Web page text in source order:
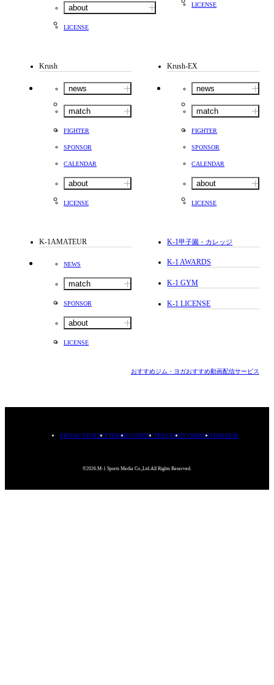
about
LICENSE
LICENSE
Krush
news
match
FIGHTER
SPONSOR
CALENDAR
about
LICENSE
Krush-EX
news
match
FIGHTER
SPONSOR
CALENDAR
about
LICENSE
K-1AMATEUR
NEWS
match
SPONSOR
about
LICENSE
K-1甲子園・カレッジ
K-1 AWARDS
K-1 GYM
K-1 LICENSE
おすすめジム・ヨガおすすめ動画配信サービス
PRIVACYPOLICYTERMSCONTACTRECRUITCOMPANYMISSION
©2026.M-1 Sports Media Co.,Ltd.All Rights Reserved.